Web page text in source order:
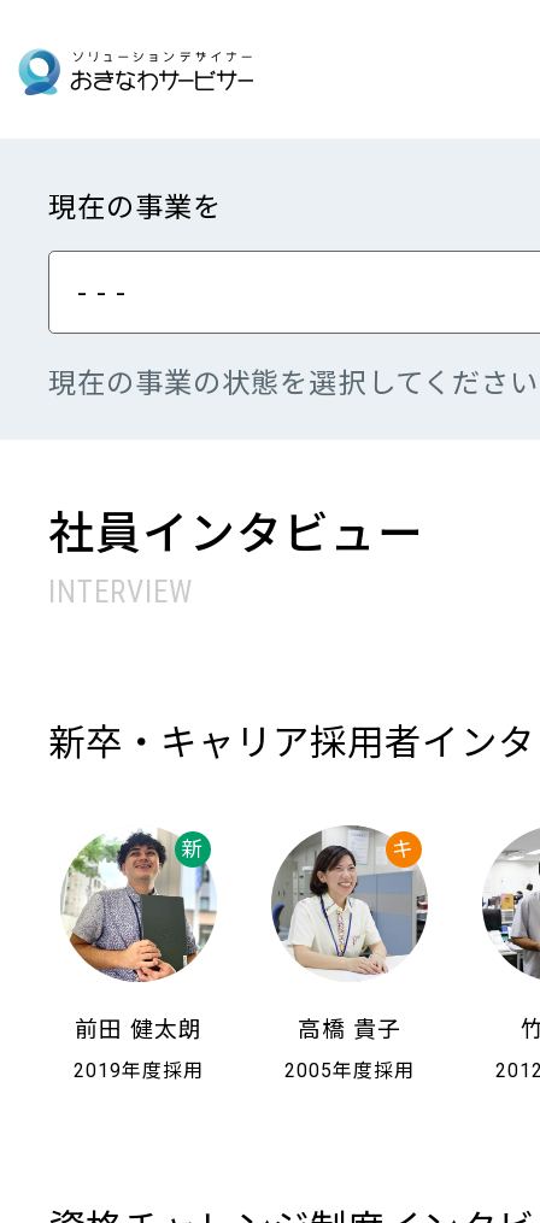
現在の事業を
- - -
現在の事業の状態を選択してくださ
社員インタビュー
INTERVIEW
新卒・キャリア採用者イン
前田 健太朗
2019年度採用
高橋 貴子
2005年度採用